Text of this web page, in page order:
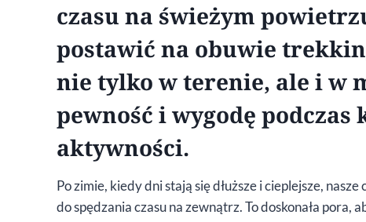
czasu na świeżym
postawić na obuwie
nie tylko w terenie, ale i w
pewność i wygodę podczas
aktywności.
Po zimie, kiedy dni stają się dłuższe i cieplejsze,
do spędzania czasu na zewnątrz. To doskonała